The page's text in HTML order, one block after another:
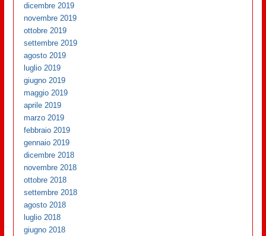
dicembre 2019
novembre 2019
ottobre 2019
settembre 2019
agosto 2019
luglio 2019
giugno 2019
maggio 2019
aprile 2019
marzo 2019
febbraio 2019
gennaio 2019
dicembre 2018
novembre 2018
ottobre 2018
settembre 2018
agosto 2018
luglio 2018
giugno 2018